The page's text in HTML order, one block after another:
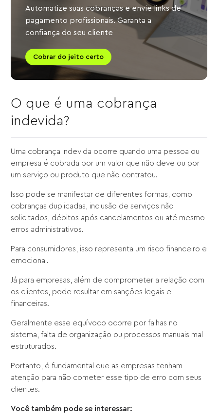
Automatize suas cobranças e envie links de
pagamento profissionais. Garanta a
confiança do seu cliente
Cobrar do jeito certo
O que é uma cobrança
indevida?
Uma cobrança indevida ocorre quando uma pessoa ou
empresa é cobrada por um valor que não deve ou por
um serviço ou produto que não contratou.
Isso pode se manifestar de diferentes formas, como
cobranças duplicadas, inclusão de serviços não
solicitados, débitos após cancelamentos ou até mesmo
erros administrativos.
Para consumidores, isso representa um risco financeiro e
emocional.
Já para empresas, além de comprometer a relação com
os clientes, pode resultar em sanções legais e
financeiras.
Geralmente esse equívoco ocorre por falhas no
sistema, falta de organização ou processos manuais mal
estruturados.
Portanto, é fundamental que as empresas tenham
atenção para não cometer esse tipo de erro com seus
clientes.
Você também pode se interessar: